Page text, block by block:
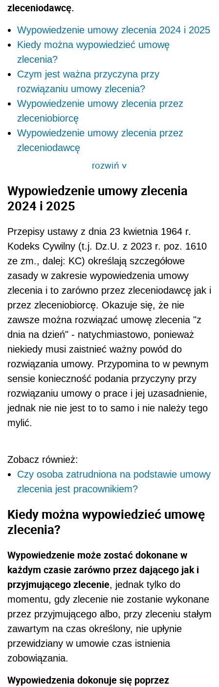
zleceniodawcę.
Wypowiedzenie umowy zlecenia 2024 i 2025
Kiedy można wypowiedzieć umowę
zlecenia?
Czym jest ważna przyczyna przy
rozwiązaniu umowy zlecenia?
Wypowiedzenie umowy zlecenia przez
zleceniobiorcę
Wypowiedzenie umowy zlecenia przez
zleceniodawcę
rozwiń>
Wypowiedzenie umowy zlecenia
2024 i 2025
Przepisy ustawy z dnia 23 kwietnia 1964 r.
Kodeks Cywilny (t.j. Dz.U. z 2023 r. poz. 1610
ze zm., dalej: KC) określają szczegółowe
zasady w zakresie wypowiedzenia umowy
zlecenia i to zarówno przez zleceniodawcę jak i
przez zleceniobiorcę. Okazuje się, że nie
zawsze można rozwiązać umowę zlecenia "z
dnia na dzień" - natychmiastowo, ponieważ
niekiedy musi zaistnieć ważny powód do
rozwiązania umowy. Przypomina to w pewnym
sensie konieczność podania przyczyny przy
rozwiązaniu umowy o prace i jej uzasadnienie,
jednak nie nie jest to to samo i nie należy tego
mylić.
Zobacz również:
Czy osoba zatrudniona na podstawie umowy
zlecenia jest pracownikiem?
Kiedy można wypowiedzieć umowę
zlecenia?
Wypowiedzenie może zostać dokonane w
każdym czasie zarówno przez dającego jak i
przyjmującego zlecenie, jednak tylko do
momentu, gdy zlecenie nie zostanie wykonane
przez przyjmującego albo, przy zleceniu stałym
zawartym na czas określony, nie upłynie
przewidziany w umowie czas istnienia
zobowiązania.
Wypowiedzenia dokonuje się poprzez